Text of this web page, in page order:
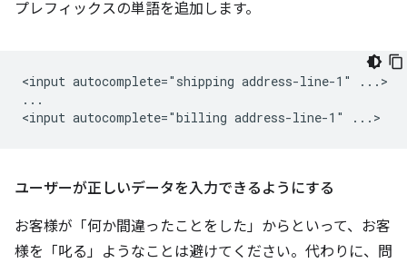
プレフィックスの単語を追加します。
<input autocomplete="shipping address-line-1" ...>
...
ユーザーが正しいデータを入力できるようにする
お客様が「何か間違ったことをした」からといって、お客
様を「叱る」ようなことは避けてください。代わりに、問